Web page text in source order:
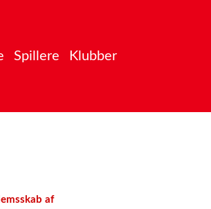
Spillere Klubber
af